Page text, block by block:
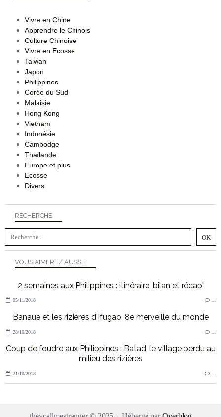
RECHERCHE
VOUS AIMEREZ AUSSI :
2 semaines aux Philippines : itinéraire, bilan et récap'
05/11/2018
Banaue et les rizières d'Ifugao, 8e merveille du monde
28/10/2018
Coup de foudre aux Philippines : Batad, le village perdu au
milieu des rizières
21/10/2018
Vivre en Chine
Apprendre le Chinois
Culture Chinoise
Vivre en Ecosse
Taiwan
Japon
Philippines
Corée du Sud
Malaisie
Hong Kong
Vietnam
Indonésie
Cambodge
Thaïlande
Europe et plus
Ecosse
Divers